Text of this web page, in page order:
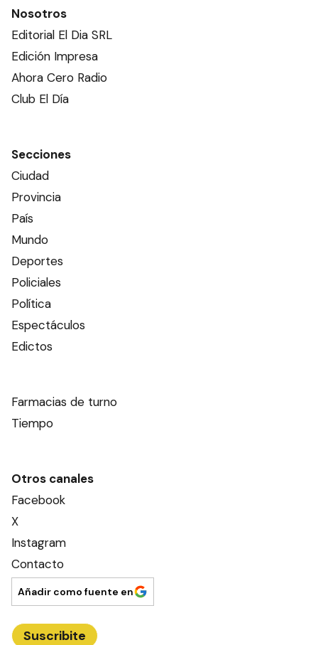
Nosotros
Editorial El Dia SRL
Edición Impresa
Ahora Cero Radio
Club El Día
Secciones
Ciudad
Provincia
País
Mundo
Deportes
Policiales
Política
Espectáculos
Edictos
Farmacias de turno
Tiempo
Otros canales
Facebook
X
Instagram
Contacto
Añadir como fuente en
Suscribite